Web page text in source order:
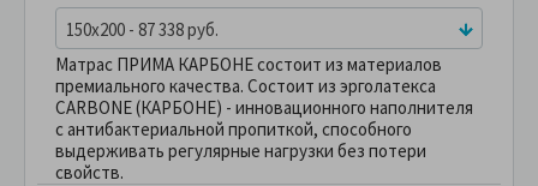
150x200 - 87 338 руб.
Матрас ПРИМА КАРБОНЕ состоит из материалов
премиального качества. Состоит из эрголатекса
CARBONE (КАРБОНЕ) - инновационного наполнителя
с антибактериальной пропиткой, способного
выдерживать регулярные нагрузки без потери
свойств.